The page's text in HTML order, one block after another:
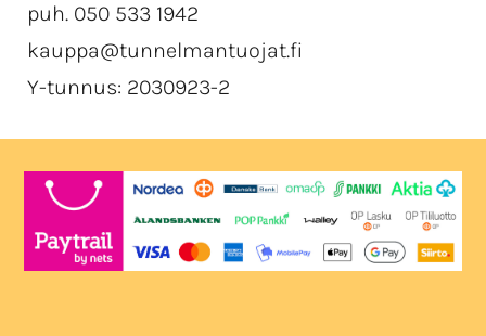
puh. 050 533 1942
kauppa@tunnelmantuojat.fi
Y-tunnus: 2030923-2